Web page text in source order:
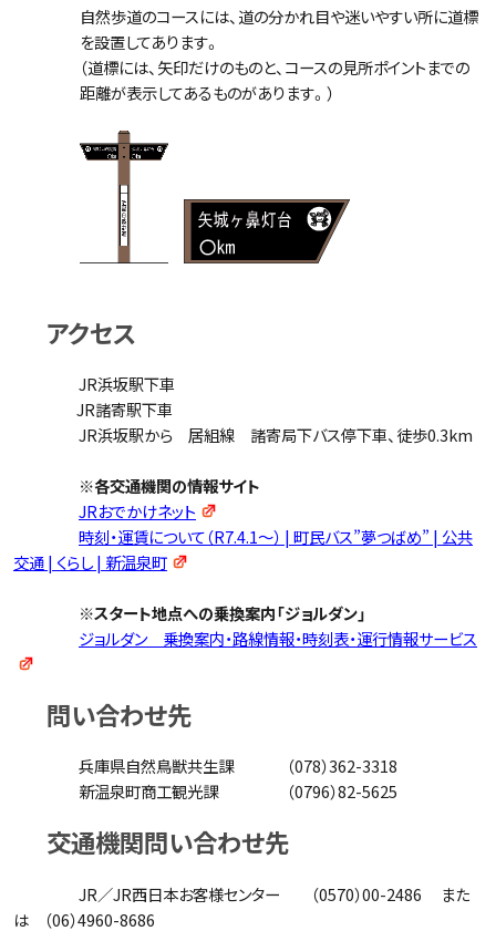
自然歩道のコースには、道の分かれ目や迷いやすい所に道標
を設置してあります。
（道標には、矢印だけのものと、コースの見所ポイントまでの
距離が表示してあるものがあります。）
アクセス
JR浜坂駅下車
JR諸寄駅下車
JR浜坂駅から 居組線 諸寄局下バス停下車、徒歩0.3km
※各交通機関の情報サイト
JRおでかけネット
時刻・運賃について（R7.4.1～） | 町民バス”夢つばめ” | 公共
交通 | くらし | 新温泉町
※スタート地点への乗換案内「ジョルダン」
ジョルダン 乗換案内・路線情報・時刻表・運行情報サービス
問い合わせ先
兵庫県自然鳥獣共生課 （078）362-3318
新温泉町商工観光課 （0796）82-5625
交通機関問い合わせ先
JR／JR西日本お客様センター （0570）00-2486 また
は （06）4960-8686